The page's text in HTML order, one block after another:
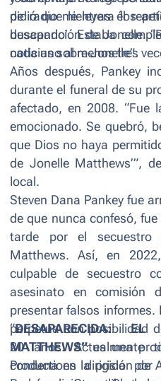
de radio mientras él
buscando’. Estaba
noticias sobre Jonelle”.
pidió que le leyera los
desaparición de Jonelle. “
cada uno al menos tres
Años después, Pankey
durante el funeral de su
afectado, en 2008. “Fue
emocionado. Se quebró,
que Dios no haya
de Jonelle Matthews’”,
local.
Steven Dana Pankey fue
de que nunca confesó,
tarde por el secuestro
Matthews. Así, en
culpable de secuestro
asesinato en comisión
presentar falsos informes.
perpetua con posibilidad
20 años. Actualmente
condena en la prisión de
“DESAPARECIDA:
MATTHEWS”es una
Productions dirigida